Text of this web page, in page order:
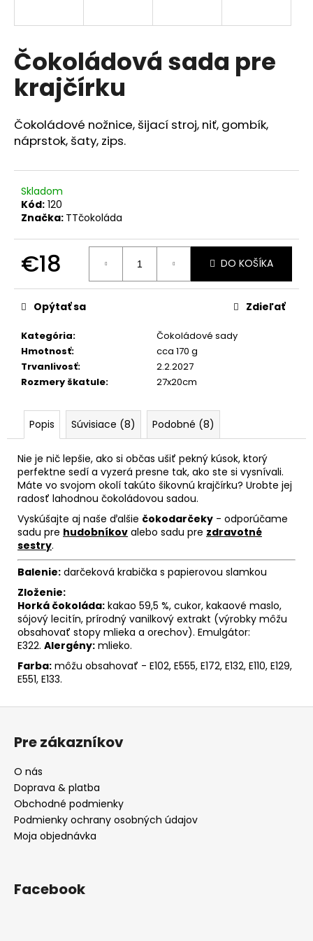
Čokoládová sada pre
krajčírku
Čokoládové nožnice, šijací stroj, niť, gombík,
náprstok, šaty, zips.
Skladom
Kód: 120
Značka: TTčokoláda
€18
cena:
DO KOŠÍKA
Kategória:
Čokoládové sady
Hmotnosť:
cca 170 g
Trvanlivosť:
2.2.2027
Rozmery škatule: 27x20cm
Opýtať sa Zdieľať
Popis Súvisiace (8) Podobné (8)
Nie je nič lepšie, ako si občas ušiť pekný kúsok, ktorý
perfektne sedí a vyzerá presne tak, ako ste si vysnívali.
Máte vo svojom okolí takúto šikovnú krajčírku? Urobte jej
radosť lahodnou čokoládovou sadou.
Vyskúšajte aj naše ďalšie čokodarčeky - odporúčame
sadu pre hudobníkov alebo sadu pre zdravotné
sestry.
Balenie: darčeková krabička s papierovou slamkou
Zloženie:
Horká čokoláda: kakao 59,5 %, cukor, kakaové maslo,
sójový lecitín, prírodný vanilkový extrakt (výrobky môžu
obsahovať stopy mlieka a orechov). Emulgátor:
E322. Alergény: mlieko.
Farba: môžu obsahovať - E102, E555, E172, E132, E110, E129,
E551, E133.
s
ť
?
O
d
o
r
ú
č
a
m
e
Z
Pre zákazníkov
O nás
Doprava & platba
Obchodné podmienky
Podmienky ochrany osobných údajov
Moja objednávka
Facebook